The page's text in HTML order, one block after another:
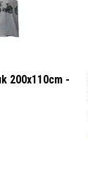
200x110cm -